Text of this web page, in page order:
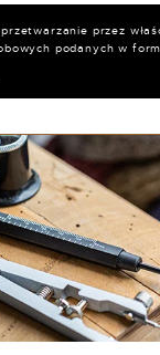
przez
podanych w